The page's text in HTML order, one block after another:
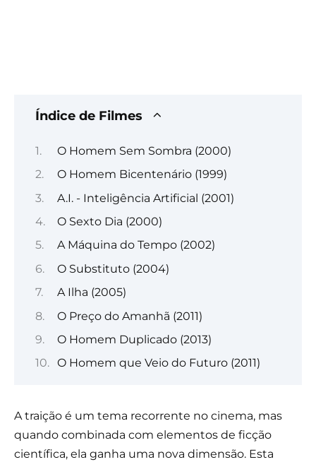
Índice de Filmes
O Homem Sem Sombra (2000)
O Homem Bicentenário (1999)
A.I. - Inteligência Artificial (2001)
O Sexto Dia (2000)
A Máquina do Tempo (2002)
O Substituto (2004)
A Ilha (2005)
O Preço do Amanhã (2011)
O Homem Duplicado (2013)
O Homem que Veio do Futuro (2011)
A traição é um tema recorrente no cinema, mas
quando combinada com elementos de ficção
científica, ela ganha uma nova dimensão. Esta